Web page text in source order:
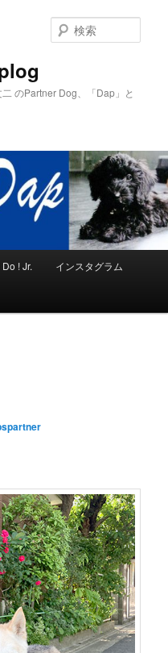
のPartner Dog、「Dap」と
索
! Jr. インスタグラム